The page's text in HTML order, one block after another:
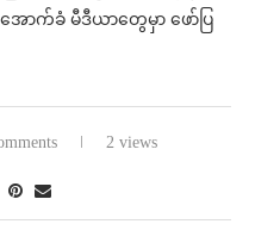
ာက်ခံ မီဒီယာတွေမှာ ဖော်ပြ
2 views